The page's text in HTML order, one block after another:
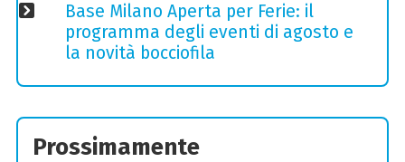
Base Milano Aperta per Ferie: il
programma degli eventi di agosto e
la novità bocciofila
Prossimamente